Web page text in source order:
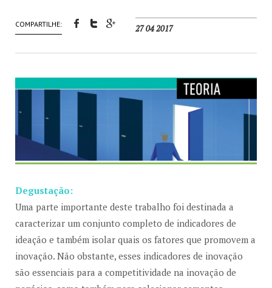
27 04 2017
COMPARTILHE:
Degustação:
Uma parte importante deste trabalho foi destinada a
caracterizar um conjunto completo de indicadores de
ideação e também isolar quais os fatores que promovem a
inovação. Não obstante, esses indicadores de inovação
são essenciais para a competitividade na inovação de